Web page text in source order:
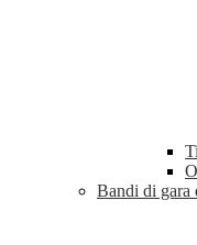
Bandi di gara